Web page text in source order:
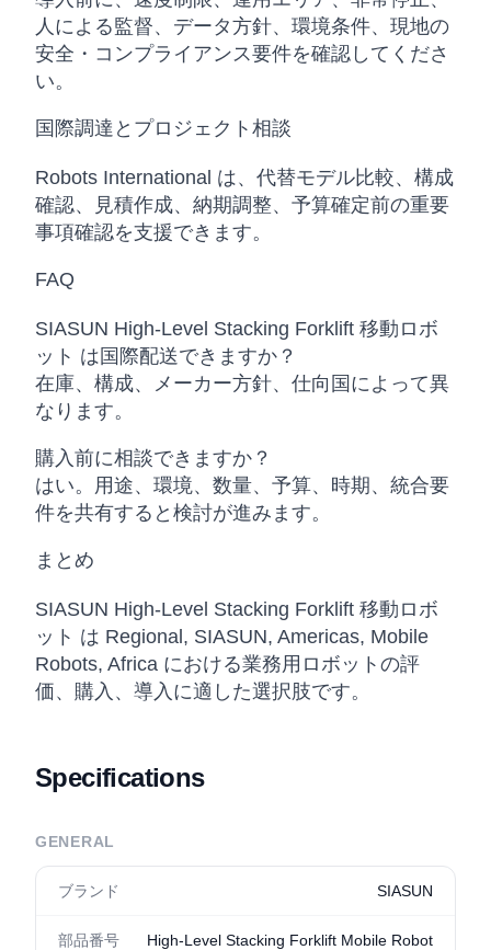
人による監督、データ方針、環境条件、現地の
安全・コンプライアンス要件を確認してくださ
い。
国際調達とプロジェクト相談
Robots International は、代替モデル比較、構成
確認、見積作成、納期調整、予算確定前の重要
事項確認を支援できます。
FAQ
SIASUN High-Level Stacking Forklift 移動ロボ
ット は国際配送できますか？
在庫、構成、メーカー方針、仕向国によって異
なります。
購入前に相談できますか？
はい。用途、環境、数量、予算、時期、統合要
件を共有すると検討が進みます。
まとめ
SIASUN High-Level Stacking Forklift 移動ロボ
ット は Regional, SIASUN, Americas, Mobile
Robots, Africa における業務用ロボットの評
価、購入、導入に適した選択肢です。
Specifications
GENERAL
ブランド SIASUN
部品番号 High-Level Stacking Forklift Mobile Robot